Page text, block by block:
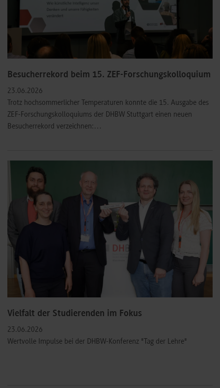
Besucherrekord beim 15. ZEF-Forschungskolloquium
23.06.2026
Trotz hochsommerlicher Temperaturen konnte die 15. Ausgabe des
ZEF-Forschungskolloquiums der DHBW Stuttgart einen neuen
Besucherrekord verzeichnen:…
Vielfalt der Studierenden im Fokus
23.06.2026
Wertvolle Impulse bei der DHBW-Konferenz "Tag der Lehre"